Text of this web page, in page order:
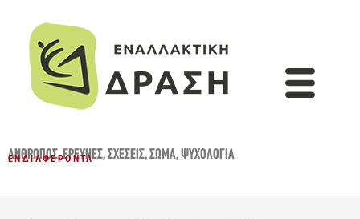
ΆΝΘΡΩΠΟΣ,ΈΡΕΥΝΕΣ,ΣΧΈΣΕΙΣ,ΣΏΜΑ,ΨΥΧΟΛΟΓΊΑ
ΕΝΔΙΑΦΈΡΟΝΤΑ